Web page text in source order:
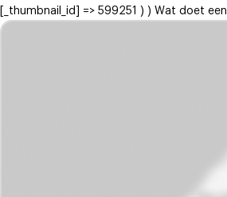
[_thumbnail_id] => 599251 ) ) Wat doet een